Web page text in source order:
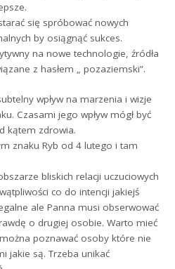
się spróbować nowych
by osiągnąć sukces.
na nowe technologie, źródła
z hasłem „ pozaziemski”.
wpływ na marzenia i wizje
Czasami jego wpływ mógł być
kątem zdrowia.
znaku Ryb od 4 lutego i tam
bliskich relacji uczuciowych
co do intencji jakiejś
ale Panna musi obserwować
o drugiej osobie. Warto mieć
poznawać osoby które nie
jakie są. Trzeba unikać